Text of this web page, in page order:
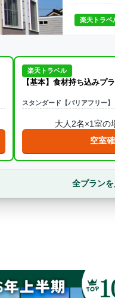
から徒歩
楽天トラベ
楽天トラベル
【基本】食材持ち込みプ
スタンダード【バリアフリー】
大人2名×1室の
空室
全プラン